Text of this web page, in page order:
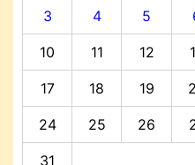
3 4 5
10 11 12
17 18 19
24 25 26
31